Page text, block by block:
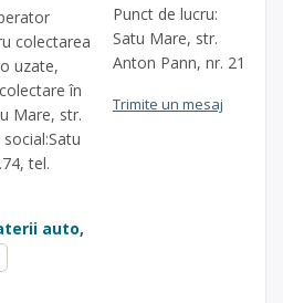
colectarea
uzate,
în
Mare, str.
tel.
auto,
Punct de lucru:
Satu Mare, str.
Anton Pann, nr. 21
Trimite un mesaj